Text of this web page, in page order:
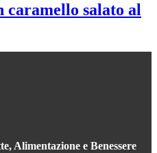
caramello salato al
Alimentazione e Benessere